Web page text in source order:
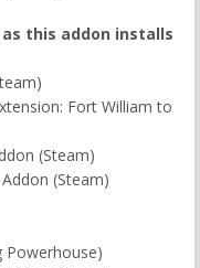
this addon installs
Fort William to
(Steam)
(Steam)
Powerhouse)